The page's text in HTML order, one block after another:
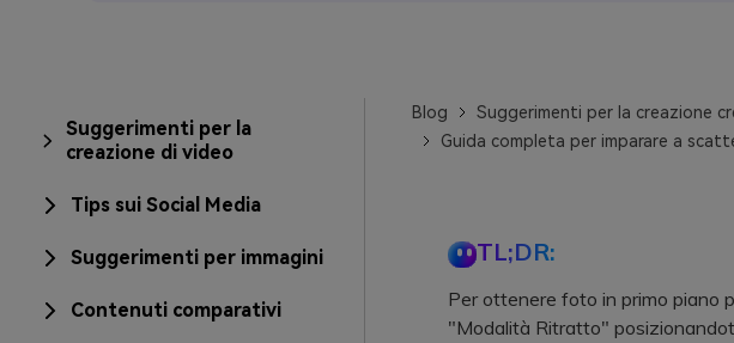
Suggerimenti per la
creazione di video
Tips sui Social Media
Suggerimenti per immagini
Contenuti comparativi
Blog
Suggerimenti per la creazione
Guida completa per imparare a
TL;DR:
Per ottenere foto in primo piano
"Modalità Ritratto"